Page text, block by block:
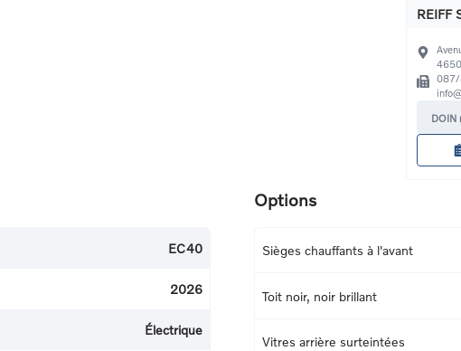
REIFF
4650
087/
DOIN
EC40
2026
Électrique
Options
Sièges chauffants à l'avant
Toit noir, noir brillant
Vitres arrière surteintées